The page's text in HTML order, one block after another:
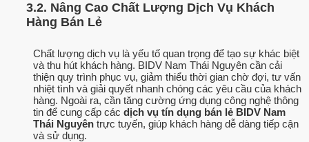
3.2. Nâng Cao Chất Lượng Dịch Vụ Khách
Hàng Bán Lẻ
Chất lượng dịch vụ là yếu tố quan trọng để tạo sự khác biệt
và thu hút khách hàng. BIDV Nam Thái Nguyên cần cải
thiện quy trình phục vụ, giảm thiểu thời gian chờ đợi, tư vấn
nhiệt tình và giải quyết nhanh chóng các yêu cầu của khách
hàng. Ngoài ra, cần tăng cường ứng dụng công nghệ thông
tin để cung cấp các dịch vụ tín dụng bán lẻ BIDV Nam
Thái Nguyên trực tuyến, giúp khách hàng dễ dàng tiếp cận
và sử dụng.